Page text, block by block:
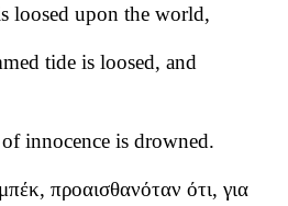
loosed upon the world,
tide is loosed, and
innocence is drowned.
προαισθανόταν ότι, για